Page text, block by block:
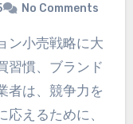
No Comments
習慣、ブランド
者は、競争力を
えるために、